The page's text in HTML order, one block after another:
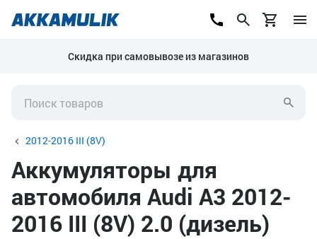
Скидка при самовывозе из магазинов
2012-2016 III (8V)
Аккумуляторы для
автомобиля Audi A3 2012-
2016 III (8V) 2.0 (дизель)